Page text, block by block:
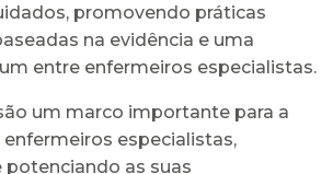
promovendo práticas
na evidência e uma
entre enfermeiros especialistas.
um marco importante para a
especialistas,
potenciando as suas